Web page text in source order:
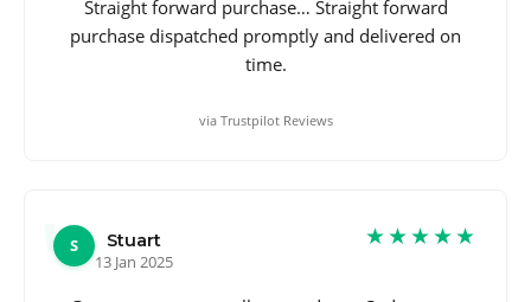
Straight forward purchase… Straight forward
purchase dispatched promptly and delivered on
time.
via Trustpilot Reviews
S
Stuart
13 Jan 2025
★★★★★